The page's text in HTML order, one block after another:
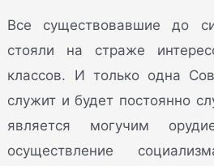
Все существовавшие до
стояли на страже
классов. И только одна
служит и будет постоянно
является могучим
осуществление